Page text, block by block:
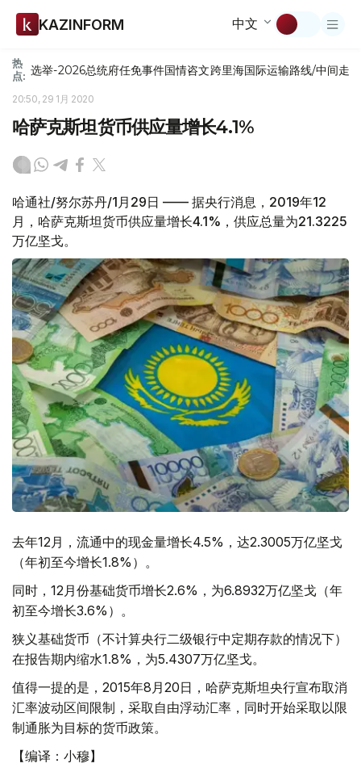
KAZINFORM 中文
热
点: 选举-2026总统府任免事件国情咨文跨里海国际运输路线/中间走廊
20:50, 29 1月 2020
哈萨克斯坦货币供应量增长4.1%
哈通社/努尔苏丹/1月29日 —— 据央行消息，2019年12
月，哈萨克斯坦货币供应量增长4.1%，供应总量为21.3225
万亿坚戈。
去年12月，流通中的现金量增长4.5%，达2.3005万亿坚戈
（年初至今增长1.8%）。
同时，12月份基础货币增长2.6%，为6.8932万亿坚戈（年
初至今增长3.6%）。
狭义基础货币（不计算央行二级银行中定期存款的情况下）
在报告期内缩水1.8%，为5.4307万亿坚戈。
值得一提的是，2015年8月20日，哈萨克斯坦央行宣布取消
汇率波动区间限制，采取自由浮动汇率，同时开始采取以限
制通胀为目标的货币政策。
【编译：小穆】